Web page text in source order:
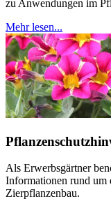
zu Anwendungen im
Mehr lesen...
Als Erwerbsgärtner
Informationen rund um
Zierpflanzenbau.